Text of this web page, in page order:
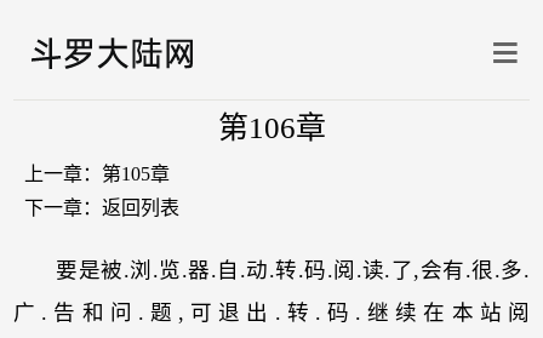
第106章
上一章： 第105章
下一章： 返回列表
要是被.浏.览.器.自.动.转.码.阅.读.了,会有.很.多.
广.告和问.题,可退出.转.码.继续在本站阅